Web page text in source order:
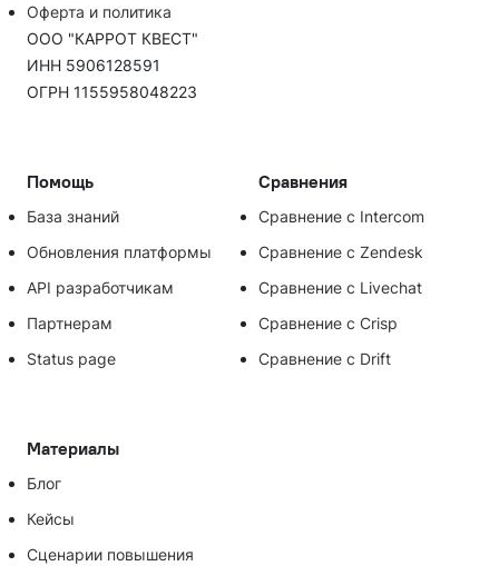
Помощь
База знаний
Обновления платформы
API разработчикам
Партнерам
Status page
Сравнения
Сравнение с Intercom
Сравнение с Zendesk
Сравнение с Livechat
Сравнение с Crisp
Сравнение с Drift
Материалы
Блог
Кейсы
Сценарии повышения
Оферта и политика
ООО "КАРРОТ КВЕСТ"
ИНН 5906128591
ОГРН 1155958048223